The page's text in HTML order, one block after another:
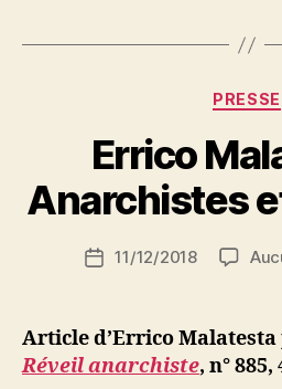
PRESSE
Errico
Anarchistes
Date11/12/2018
Article d’Errico
Réveil anarchiste, n°